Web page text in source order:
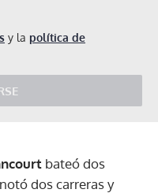
y la política de
bateó dos
dos carreras y